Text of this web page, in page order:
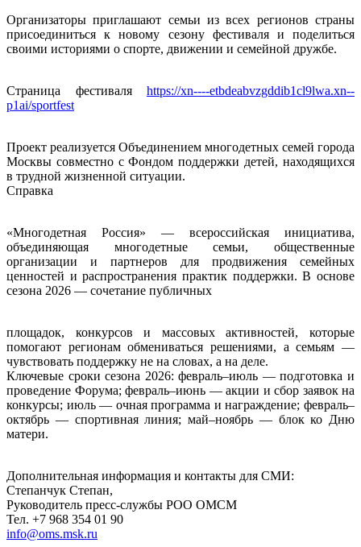
Организаторы приглашают семьи из всех регионов страны
присоединиться к новому сезону фестиваля и поделиться
своими историями о спорте, движении и семейной дружбе.
Страница фестиваля https://xn----etbdeabvzgddib1cl9lwa.xn--
p1ai/sportfest
Проект реализуется Объединением многодетных семей города
Москвы совместно с Фондом поддержки детей, находящихся
в трудной жизненной ситуации.
Справка
«Многодетная Россия» — всероссийская инициатива,
объединяющая многодетные семьи, общественные
организации и партнеров для продвижения семейных
ценностей и распространения практик поддержки. В основе
сезона 2026 — сочетание публичных
площадок, конкурсов и массовых активностей, которые
помогают регионам обмениваться решениями, а семьям —
чувствовать поддержку не на словах, а на деле.
Ключевые сроки сезона 2026: февраль–июль — подготовка и
проведение Форума; февраль–июнь — акции и сбор заявок на
конкурсы; июль — очная программа и награждение; февраль–
октябрь — спортивная линия; май–ноябрь — блок ко Дню
матери.
Дополнительная информация и контакты для СМИ:
Степанчук Степан,
Руководитель пресс-службы РОО ОМСМ
Тел. +7 968 354 01 90
info@oms.msk.ru